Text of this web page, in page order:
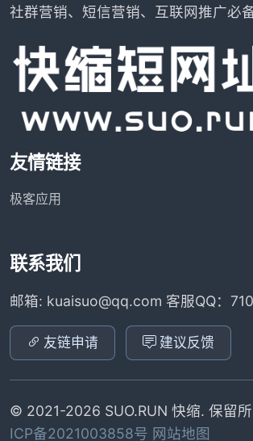
社群营销、短信营销、互联网推广必
友情链接
极客应用
联系我们
邮箱: kuaisuo@qq.com 客服QQ：
友链申请 建议反馈
© 2021-2026 SUO.RUN 快缩. 保留所
ICP备2021003858号 网站地图